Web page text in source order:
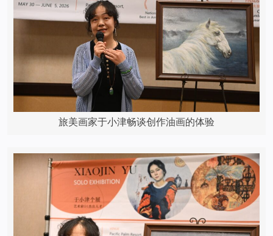
旅美画家于小津畅谈创作油画的体验